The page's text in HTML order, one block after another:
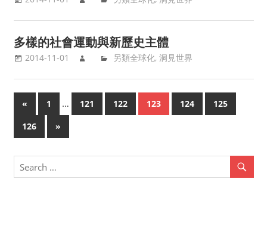
多樣的社會運動與新歷史主體
2014-11-01 另類全球化,洞見世界
Posts
navigation
« Previous
Posts
1 … 121 122 123 124
125
126
Next
Posts
»